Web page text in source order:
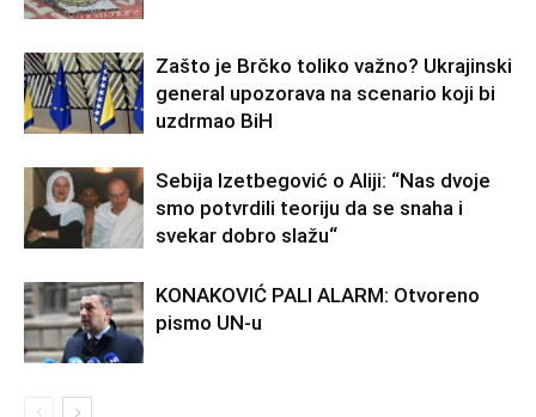
Zašto je Brčko toliko važno? Ukrajinski
general upozorava na scenario koji bi
uzdrmao BiH
Sebija Izetbegović o Aliji: “Nas dvoje
smo potvrdili teoriju da se snaha i
svekar dobro slažu“
KONAKOVIĆ PALI ALARM: Otvoreno
pismo UN-u